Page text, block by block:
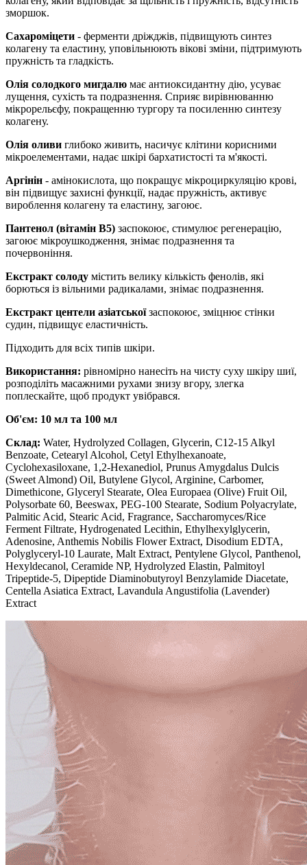
зморшок.
Сахароміцети - ферменти дріжджів, підвищують синтез
колагену та еластину, уповільнюють вікові зміни, підтримують
пружність та гладкість.
Олія солодкого мигдалю має антиоксидантну дію, усуває
лущення, сухість та подразнення. Сприяє вирівнюванню
мікрорельєфу, покращенню тургору та посиленню синтезу
колагену.
Олія оливи глибоко живить, насичує клітини корисними
мікроелементами, надає шкірі бархатистості та м'якості.
Аргінін - амінокислота, що покращує мікроциркуляцію крові,
він підвищує захисні функції, надає пружність, активує
вироблення колагену та еластину, загоює.
Пантенол (вітамін B5) заспокоює, стимулює регенерацію,
загоює мікроушкодження, знімає подразнення та
почервоніння.
Екстракт солоду містить велику кількість фенолів, які
борються із вільними радикалами, знімає подразнення.
Екстракт центели азіатськоїзаспокоює, зміцнює стінки
судин, підвищує еластичність.
Підходить для всіх типів шкіри.
Використання: рівномірно нанесіть на чисту суху шкіру шиї,
розподіліть масажними рухами знизу вгору, злегка
поплескайте, щоб продукт увібрався.
Об'єм: 10 мл та 100 мл
Склад: Water, Hydrolyzed Collagen, Glycerin, C12-15 Alkyl
Benzoate, Cetearyl Alcohol, Cetyl Ethylhexanoate,
Cyclohexasiloxane, 1,2-Hexanediol, Prunus Amygdalus Dulcis
(Sweet Almond) Oil, Butylene Glycol, Arginine, Carbomer,
Dimethicone, Glyceryl Stearate, Olea Europaea (Olive) Fruit Oil,
Polysorbate 60, Beeswax, PEG-100 Stearate, Sodium Polyacrylate,
Palmitic Acid, Stearic Acid, Fragrance, Saccharomyces/Rice
Ferment Filtrate, Hydrogenated Lecithin, Ethylhexylglycerin,
Adenosine, Anthemis Nobilis Flower Extract, Disodium EDTA,
Polyglyceryl-10 Laurate, Malt Extract, Pentylene Glycol, Panthenol,
Hexyldecanol, Ceramide NP, Hydrolyzed Elastin, Palmitoyl
Tripeptide-5, Dipeptide Diaminobutyroyl Benzylamide Diacetate,
Centella Asiatica Extract, Lavandula Angustifolia (Lavender)
Extract